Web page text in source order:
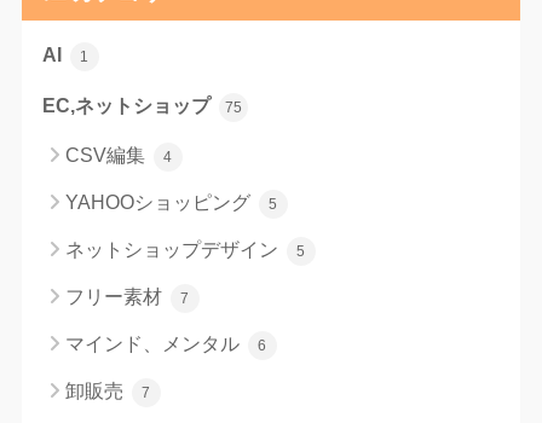
AI 1
EC,ネットショップ 75
CSV編集 4
YAHOOショッピング 5
ネットショップデザイン 5
フリー素材 7
マインド、メンタル 6
卸販売 7